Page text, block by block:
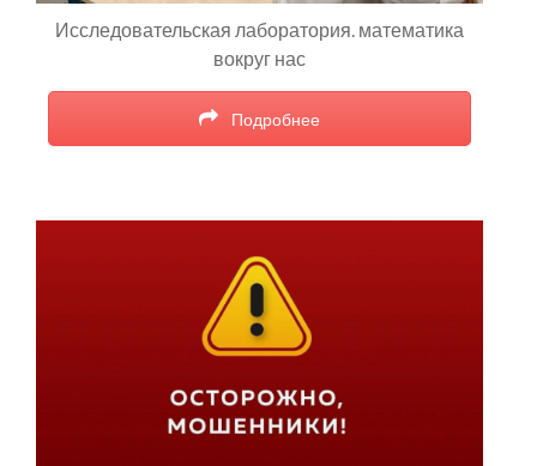
Исследовательская лаборатория. математика
вокруг нас
Подробнее